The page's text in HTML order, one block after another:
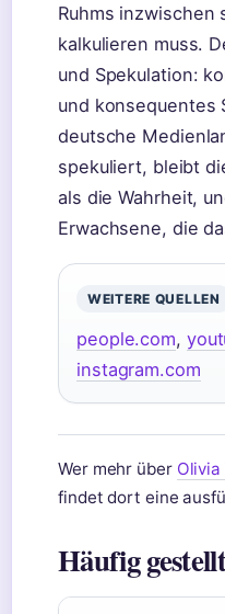
Ruhms
kalkulieren muss.
und Spekulation:
und konsequentes
deutsche
spekuliert, bleibt
als die Wahrheit,
Erwachsene, die
WEITERE QUELLEN
people.com,
instagram.com
Wer mehr über
findet dort eine
Häufig